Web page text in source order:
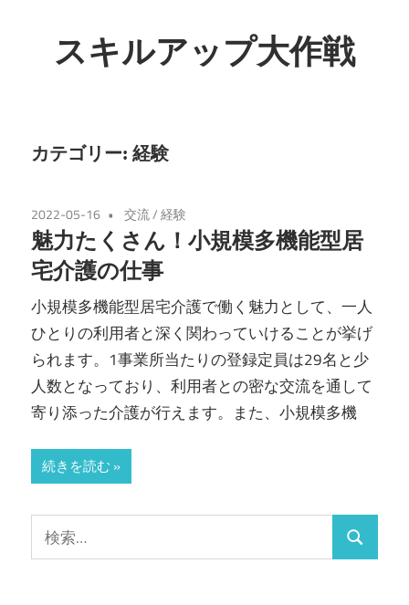
へ
ッ
プ
スキルアップ大作戦
多
能
型
居
宅
介
護
で
ス
ル
ア
ッ
プ
を
カテゴリー: 経験
2022-05-16 交流/経験
魅力たくさん！小規模多機能型居
宅介護の仕事
小規模多機能型居宅介護で働く魅力として、一人
ひとりの利用者と深く関わっていけることが挙げ
られます。1事業所当たりの登録定員は29名と少
人数となっており、利用者との密な交流を通して
寄り添った介護が行えます。また、小規模多機
続きを読む